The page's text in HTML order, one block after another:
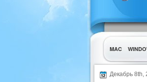
MAC
УТИЛИТЫ
Декабрь 8th,